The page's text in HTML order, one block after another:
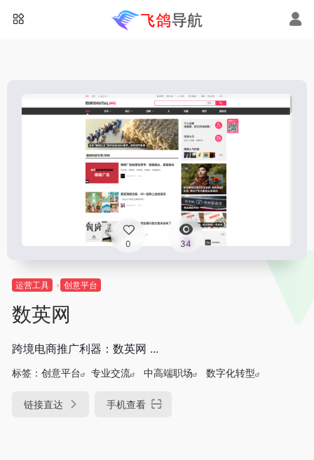
0 34
运营工具 创意平台
数英网
跨境电商推广利器：数英网 ...
标签： 创意平台 专业交流 中高端职场 数字化转型
链接直达 手机查看